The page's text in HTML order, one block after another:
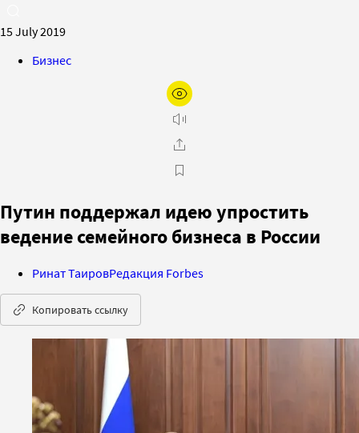
15 July 2019
Бизнес
Путин поддержал идею упростить
ведение семейного бизнеса в России
Ринат ТаировРедакция Forbes
Копировать ссылку